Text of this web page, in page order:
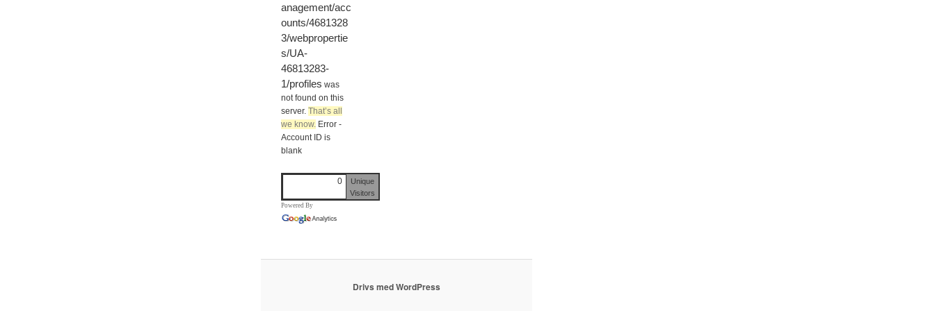
anagement/acc
ounts/4681328
3/webpropertie
s/UA-
46813283-
1/profiles was
not found on this
server.That’s all
we know. Error -
Account ID is
blank
0
Unique
Visitors
Powered By
Drivs med WordPress